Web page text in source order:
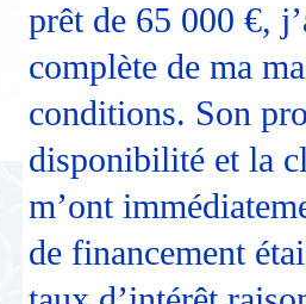
prêt de 65 000 €,
complète de ma
conditions. Son
disponibilité et la
m’ont
de financement